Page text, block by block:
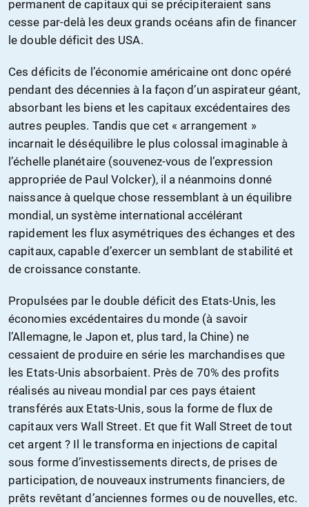
permanent de capitaux qui se précipiteraient sans
cesse par-delà les deux grands océans afin de financer
le double déficit des USA.
Ces déficits de l’économie américaine ont donc opéré
pendant des décennies à la façon d’un aspirateur géant,
absorbant les biens et les capitaux excédentaires des
autres peuples. Tandis que cet « arrangement »
incarnait le déséquilibre le plus colossal imaginable à
l’échelle planétaire (souvenez-vous de l’expression
appropriée de Paul Volcker), il a néanmoins donné
naissance à quelque chose ressemblant à un équilibre
mondial, un système international accélérant
rapidement les flux asymétriques des échanges et des
capitaux, capable d’exercer un semblant de stabilité et
de croissance constante.
Propulsées par le double déficit des Etats-Unis, les
économies excédentaires du monde (à savoir
l’Allemagne, le Japon et, plus tard, la Chine) ne
cessaient de produire en série les marchandises que
les Etats-Unis absorbaient. Près de 70% des profits
réalisés au niveau mondial par ces pays étaient
transférés aux Etats-Unis, sous la forme de flux de
capitaux vers Wall Street. Et que fit Wall Street de tout
cet argent ? Il le transforma en injections de capital
sous forme d’investissements directs, de prises de
participation, de nouveaux instruments financiers, de
prêts revêtant d’anciennes formes ou de nouvelles, etc.